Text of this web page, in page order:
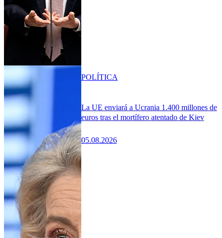
La UE enviará a Ucrania 1.400 millones de
euros tras el mortífero atentado de Kiev
05.08.2026
POLÍTICA